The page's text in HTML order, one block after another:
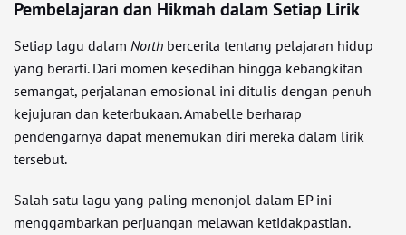
Pembelajaran dan Hikmah dalam Setiap Lirik
Setiap lagu dalam North bercerita tentang pelajaran hidup
yang berarti. Dari momen kesedihan hingga kebangkitan
semangat, perjalanan emosional ini ditulis dengan penuh
kejujuran dan keterbukaan. Amabelle berharap
pendengarnya dapat menemukan diri mereka dalam lirik
tersebut.
Salah satu lagu yang paling menonjol dalam EP ini
menggambarkan perjuangan melawan ketidakpastian.